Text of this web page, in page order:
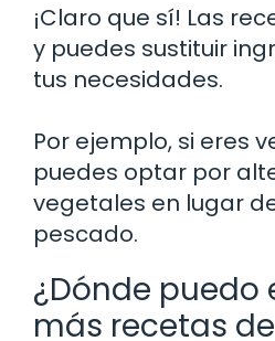
¡Claro que sí! Las
y puedes sustituir
tus necesidades.
Por ejemplo, si eres
puedes optar por
vegetales en lugar
pescado.
¿Dónde puedo
más recetas